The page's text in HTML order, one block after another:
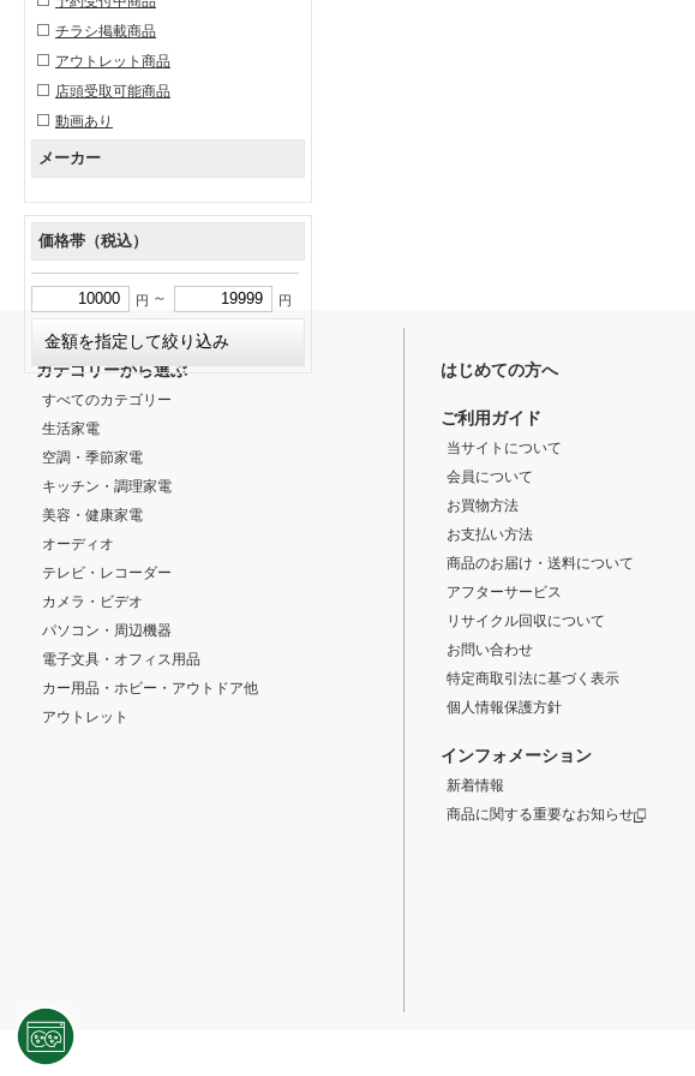
チラシ掲載商品
アウトレット商品
店頭受取可能商品
動画あり
メーカー
価格帯（税込）
円 ～ 円
カテゴリーから選ぶ
すべてのカテゴリー
生活家電
空調・季節家電
キッチン・調理家電
美容・健康家電
オーディオ
テレビ・レコーダー
カメラ・ビデオ
パソコン・周辺機器
電子文具・オフィス用品
カー用品・ホビー・アウトドア他
アウトレット
はじめての方へ
ご利用ガイド
当サイトについて
会員について
お買物方法
お支払い方法
商品のお届け・送料について
アフターサービス
リサイクル回収について
お問い合わせ
特定商取引法に基づく表示
個人情報保護方針
インフォメーション
新着情報
商品に関する重要なお知らせ